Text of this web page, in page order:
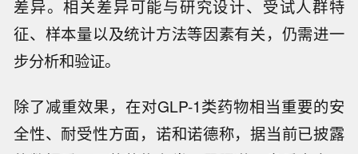
0周的平均体重降幅为13.4%。以中国人群为主的
3b期临床试验STEP 7中，诺和盈第20周减重幅
度为10.1%。
诺和诺德称，前述中期分析结果与STEP系列研究
中观察到的诺和盈在第20周的减重结果存在明显